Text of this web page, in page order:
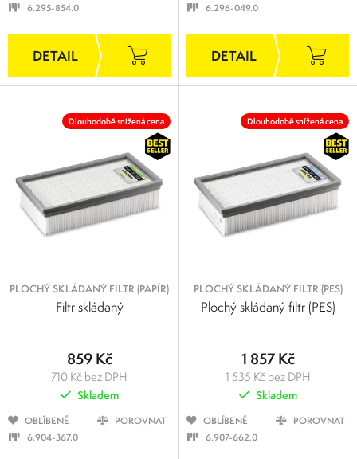
6.295-854.0
6.296-049.0
Dlouhodobě snížená cena
PLOCHÝ SKLÁDANÝ FILTR (PAPÍR)
Filtr skládaný
859 Kč
710 Kč bez DPH
Skladem
OBLÍBENÉ
POROVNAT
6.904-367.0
Dlouhodobě snížená cena
PLOCHÝ SKLÁDANÝ FILTR (PES)
Plochý skládaný filtr (PES)
1 857 Kč
1 535 Kč bez DPH
Skladem
OBLÍBENÉ
POROVNAT
6.907-662.0